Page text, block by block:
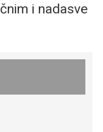
mogućnosti
2 (20 Gbps)
dolazi bez
Cijena:
i nadasve